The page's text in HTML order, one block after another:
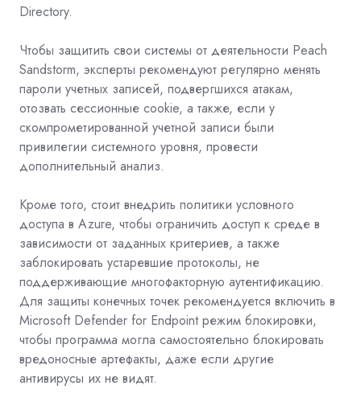
Directory.
Чтобы защитить свои системы от деятельности Peach
Sandstorm, эксперты рекомендуют регулярно менять
пароли учетных записей, подвергшихся атакам,
отозвать сессионные cookie, а также, если у
скомпрометированной учетной записи были
привилегии системного уровня, провести
дополнительный анализ.
Кроме того, стоит внедрить политики условного
доступа в Azure, чтобы ограничить доступ к среде в
зависимости от заданных критериев, а также
заблокировать устаревшие протоколы, не
поддерживающие многофакторную аутентификацию.
Для защиты конечных точек рекомендуется включить в
Microsoft Defender for Endpoint режим блокировки,
чтобы программа могла самостоятельно блокировать
вредоносные артефакты, даже если другие
антивирусы их не видят.